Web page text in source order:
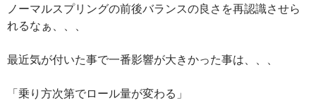
ノーマルスプリングの前後バランスの良さを再認識させら
れるなぁ、、、
最近気が付いた事で一番影響が大きかった事は、、、
「乗り方次第でロール量が変わる」